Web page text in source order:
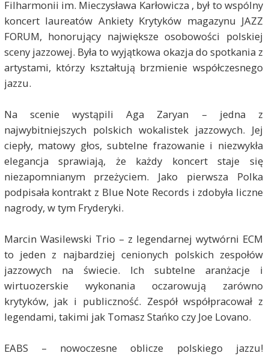
Filharmonii im. Mieczysława Karłowicza , był to wspólny
koncert laureatów Ankiety Krytyków magazynu JAZZ
FORUM, honorujący największe osobowości polskiej
sceny jazzowej. Była to wyjątkowa okazja do spotkania z
artystami, którzy kształtują brzmienie współczesnego
jazzu.
Na scenie wystąpili Aga Zaryan – jedna z
najwybitniejszych polskich wokalistek jazzowych. Jej
ciepły, matowy głos, subtelne frazowanie i niezwykła
elegancja sprawiają, że każdy koncert staje się
niezapomnianym przeżyciem. Jako pierwsza Polka
podpisała kontrakt z Blue Note Records i zdobyła liczne
nagrody, w tym Fryderyki.
Marcin Wasilewski Trio – z legendarnej wytwórni ECM
to jeden z najbardziej cenionych polskich zespołów
jazzowych na świecie. Ich subtelne aranżacje i
wirtuozerskie wykonania oczarowują zarówno
krytyków, jak i publiczność. Zespół współpracował z
legendami, takimi jak Tomasz Stańko czy Joe Lovano.
EABS – nowoczesne oblicze polskiego jazzu!